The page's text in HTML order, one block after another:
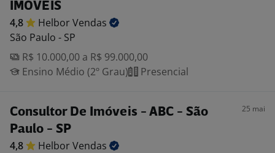
IMÓVEIS
4,8 HelborVendas
São Paulo - SP
R$ 10.000,00 a R$ 99.000,00
Ensino Médio (2º Grau)
Presencial
Consultor De Imóveis - ABC - São
Paulo - SP
25 mai
4,8 HelborVendas